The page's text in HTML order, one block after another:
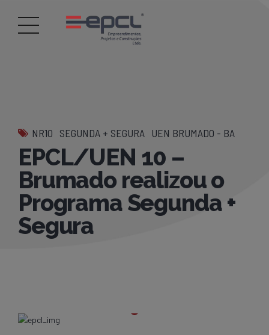
NR10 SEGUNDA + SEGURA UEN BRUMADO - BA
EPCL/UEN 10 –
Brumado realizou o
Programa Segunda +
Segura